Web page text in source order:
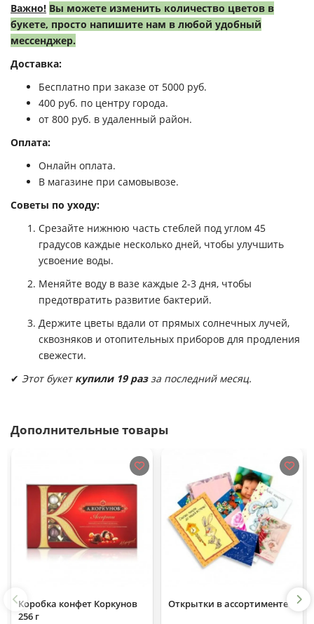
Важно! Вы можете изменить количество цветов в
букете, просто напишите нам в любой удобный
мессенджер.
Доставка:
Бесплатно при заказе от 5000 руб.
400 руб. по центру города.
от 800 руб. в удаленный район.
Оплата:
Онлайн оплата.
В магазине при самовывозе.
Советы по уходу:
Срезайте нижнюю часть стеблей под углом 45
градусов каждые несколько дней, чтобы улучшить
усвоение воды.
Меняйте воду в вазе каждые 2-3 дня, чтобы
предотвратить развитие бактерий.
Держите цветы вдали от прямых солнечных лучей,
сквозняков и отопительных приборов для продления
свежести.
✔ Этот букет купили 19 разза последний месяц.
Дополнительные товары
Коробка конфет Коркунов
256 г
Открытки в ассортименте